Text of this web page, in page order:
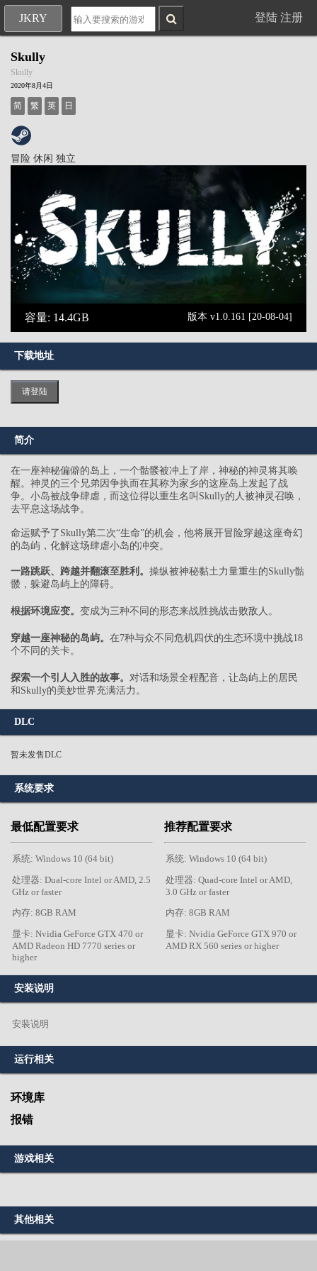
JKRY 登陆 注册
Skully
Skully
2020年8月4日
简 繁 英 日
冒险 休闲 独立
容量: 14.4GB 版本 v1.0.161 [20-08-04]
下载地址
请登陆
简介
在一座神秘偏僻的岛上，一个骷髅被冲上了岸，神秘的神灵将其唤
醒。神灵的三个兄弟因争执而在其称为家乡的这座岛上发起了战
争。小岛被战争肆虐，而这位得以重生名叫Skully的人被神灵召唤，
去平息这场战争。
命运赋予了Skully第二次“生命”的机会，他将展开冒险穿越这座奇幻
的岛屿，化解这场肆虐小岛的冲突。
一路跳跃、跨越并翻滚至胜利。 操纵被神秘黏土力量重生的Skully骷
髅，躲避岛屿上的障碍。
根据环境应变。 变成为三种不同的形态来战胜挑战击败敌人。
穿越一座神秘的岛屿。 在7种与众不同危机四伏的生态环境中挑战18
个不同的关卡。
探索一个引人入胜的故事。 对话和场景全程配音，让岛屿上的居民
和Skully的美妙世界充满活力。
DLC
暂未发售DLC
系统要求
最低配置要求
系统: Windows 10 (64 bit)
处理器: Dual-core Intel or AMD, 2.5
GHz or faster
内存: 8GB RAM
显卡: Nvidia GeForce GTX 470 or
AMD Radeon HD 7770 series or
higher
推荐配置要求
系统: Windows 10 (64 bit)
处理器: Quad-core Intel or AMD,
3.0 GHz or faster
内存: 8GB RAM
显卡: Nvidia GeForce GTX 970 or
AMD RX 560 series or higher
安装说明
安装说明
运行相关
环境库
报错
游戏相关
其他相关